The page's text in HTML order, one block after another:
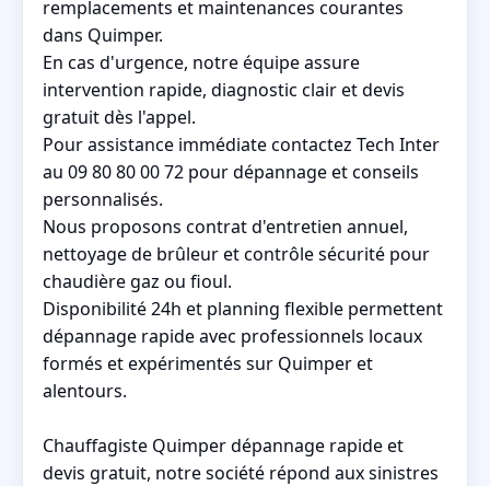
remplacements et maintenances courantes
dans Quimper.
En cas d'urgence, notre équipe assure
intervention rapide, diagnostic clair et devis
gratuit dès l'appel.
Pour assistance immédiate contactez Tech Inter
au 09 80 80 00 72 pour dépannage et conseils
personnalisés.
Nous proposons contrat d'entretien annuel,
nettoyage de brûleur et contrôle sécurité pour
chaudière gaz ou fioul.
Disponibilité 24h et planning flexible permettent
dépannage rapide avec professionnels locaux
formés et expérimentés sur Quimper et
alentours.
Chauffagiste Quimper dépannage rapide et
devis gratuit, notre société répond aux sinistres